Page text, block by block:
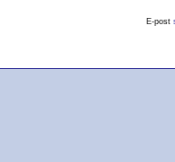
E-post